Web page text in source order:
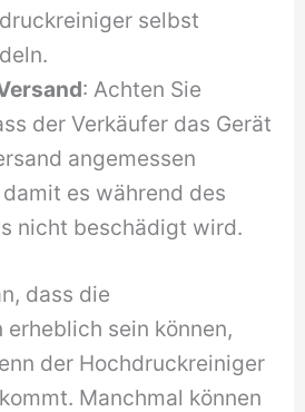
selbst
: Achten Sie
der Verkäufer das Gerät
angemessen
es während des
nicht beschädigt wird.
dass die
sein können,
der Hochdruckreiniger
Manchmal können